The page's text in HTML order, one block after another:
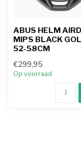
ABUS HELM
MIPS BLACK
52-58CM
€299,95
Op voorraad